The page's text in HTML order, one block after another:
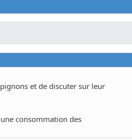
et de discuter sur leur
consommation des